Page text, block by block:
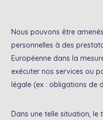
Nous pouvons être
personnelles à des
Européenne dans la
exécuter nos services ou
légale (ex : obligations de
Dans une telle situation,